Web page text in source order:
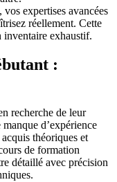
expertises avancées
réellement. Cette
exhaustif.
:
recherche de leur
d’expérience
théoriques et
de formation
détaillé avec précision